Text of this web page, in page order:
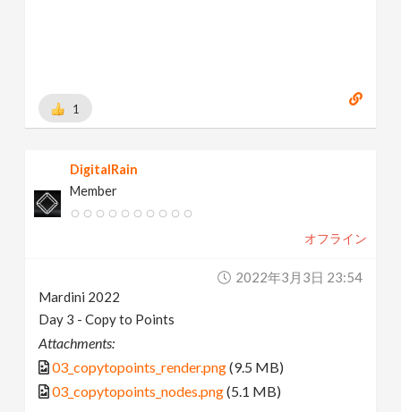
1
DigitalRain
Member
オフライン
2022年3月3日 23:54
Mardini 2022
Day 3 - Copy to Points
Attachments:
03_copytopoints_render.png(9.5 MB)
03_copytopoints_nodes.png(5.1 MB)